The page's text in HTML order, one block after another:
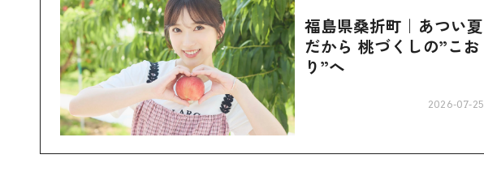
福島県桑折町｜あつい夏
だから 桃づくしの”こお
り”へ
2026-07-25